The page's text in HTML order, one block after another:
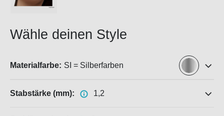
Wähle deinen Style
Materialfarbe: SI = Silberfarben
Stabstärke (mm): 1,2